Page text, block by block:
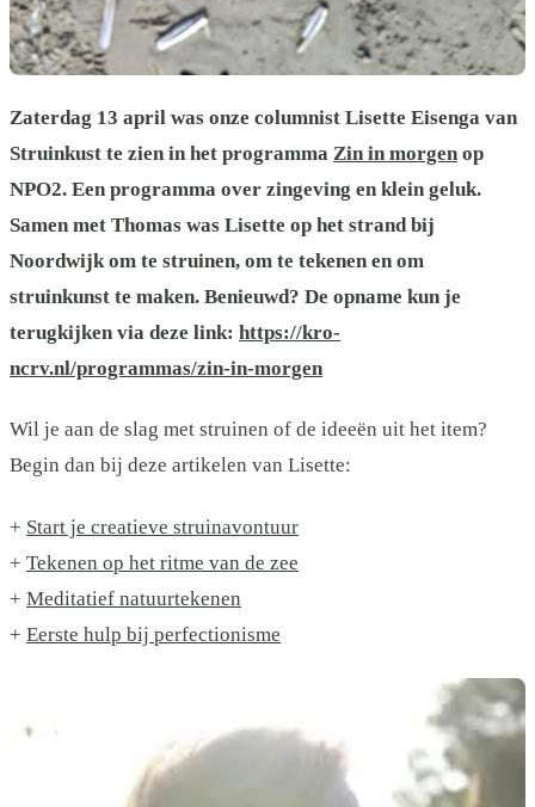
Zaterdag 13 april was onze columnist Lisette Eisenga van
Struinkust te zien in het programma Zin in morgen op
NPO2. Een programma over zingeving en klein geluk.
Samen met Thomas was Lisette op het strand bij
Noordwijk om te struinen, om te tekenen en om
struinkunst te maken. Benieuwd? De opname kun je
terugkijken via deze link: https://kro-
ncrv.nl/programmas/zin-in-morgen
Wil je aan de slag met struinen of de ideeën uit het item?
Begin dan bij deze artikelen van Lisette:
+ Start je creatieve struinavontuur
+ Tekenen op het ritme van de zee
+ Meditatief natuurtekenen
+ Eerste hulp bij perfectionisme